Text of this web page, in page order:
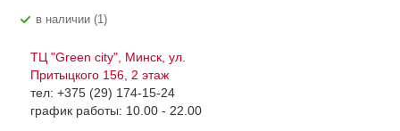
В наличии (1)
ТЦ "Green city", Минск, ул.
Притыцкого 156, 2 этаж
тел: +375 (29) 174-15-24
график работы: 10.00 - 22.00